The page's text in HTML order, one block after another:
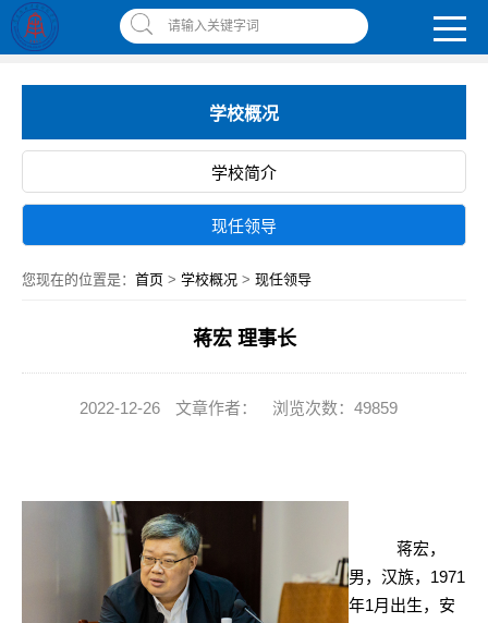
南昌应用技术师范学院，助你圆梦!
| 网上缴费平台 违反师德师风举报信箱
请输入关键字词
学校概况
学校简介
现任领导
您现在的位置是： 首页 > 学校概况 > 现任领导
蒋宏 理事长
2022-12-26 文章作者： 浏览次数：49859
蒋宏，
男，汉族， 1971
年1月出生，安